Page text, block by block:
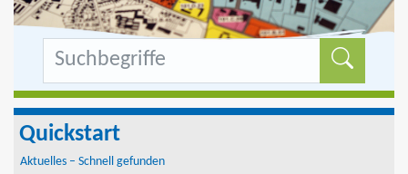
Quickstart
Aktuelles – Schnell gefunden